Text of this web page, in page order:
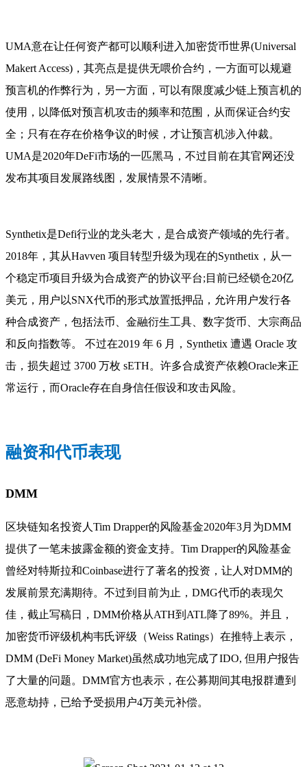
UMA意在让任何资产都可以顺利进入加密货币世界(Universal
Makert Access)，其亮点是提供无喂价合约，一方面可以规避
预言机的作弊行为，另一方面，可以有限度减少链上预言机的
使用，以降低对预言机攻击的频率和范围，从而保证合约安
全；只有在存在价格争议的时候，才让预言机涉入仲裁。
UMA是2020年DeFi市场的一匹黑马，不过目前在其官网还没
发布其项目发展路线图，发展情景不清晰。
Synthetix是Defi行业的龙头老大，是合成资产领域的先行者。
2018年，其从Havven 项目转型升级为现在的Synthetix，从一
个稳定币项目升级为合成资产的协议平台;目前已经锁仓20亿
美元，用户以SNX代币的形式放置抵押品，允许用户发行各
种合成资产，包括法币、金融衍生工具、数字货币、大宗商品
和反向指数等。 不过在2019 年 6 月，Synthetix 遭遇 Oracle 攻
击，损失超过 3700 万枚 sETH。许多合成资产依赖Oracle来正
常运行，而Oracle存在自身信任假设和攻击风险。
融资和代币表现
DMM
区块链知名投资人Tim Drapper的风险基金2020年3月为DMM
提供了一笔未披露金额的资金支持。Tim Drapper的风险基金
曾经对特斯拉和Coinbase进行了著名的投资，让人对DMM的
发展前景充满期待。不过到目前为止，DMG代币的表现欠
佳，截止写稿日，DMM价格从ATH到ATL降了89%。并且，
加密货币评级机构韦氏评级（Weiss Ratings）在推特上表示，
DMM (DeFi Money Market)虽然成功地完成了IDO, 但用户报告
了大量的问题。DMM官方也表示，在公募期间其电报群遭到
恶意劫持，已给予受损用户4万美元补偿。